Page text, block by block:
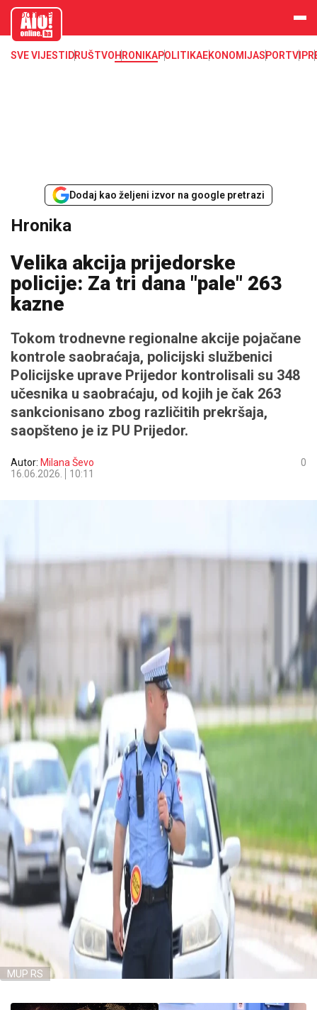
aloonline.b
SVE VIJESTI DRUŠTVOHRONIKAPOLITIKAEKONOMIJASPORTVIP
Dodaj kao željeni izvor na google pretrazi
Hronika
Velika akcija prijedorske
policije: Za tri dana "pale" 263
kazne
Tokom trodnevne regionalne akcije pojačane
kontrole saobraćaja, policijski službenici
Policijske uprave Prijedor kontrolisali su 348
učesnika u saobraćaju, od kojih je čak 263
sankcionisano zbog različitih prekršaja,
saopšteno je iz PU Prijedor.
Autor: Milana Ševo
16.06.2026.
10:11
0
MUP RS